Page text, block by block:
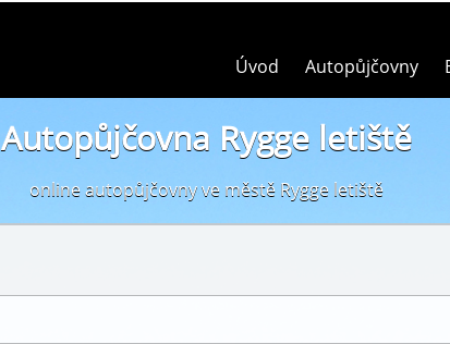
Úvod Autopůjčovny
Autopůjčovna Rygge letiště
online autopůjčovny ve městě Rygge letiště